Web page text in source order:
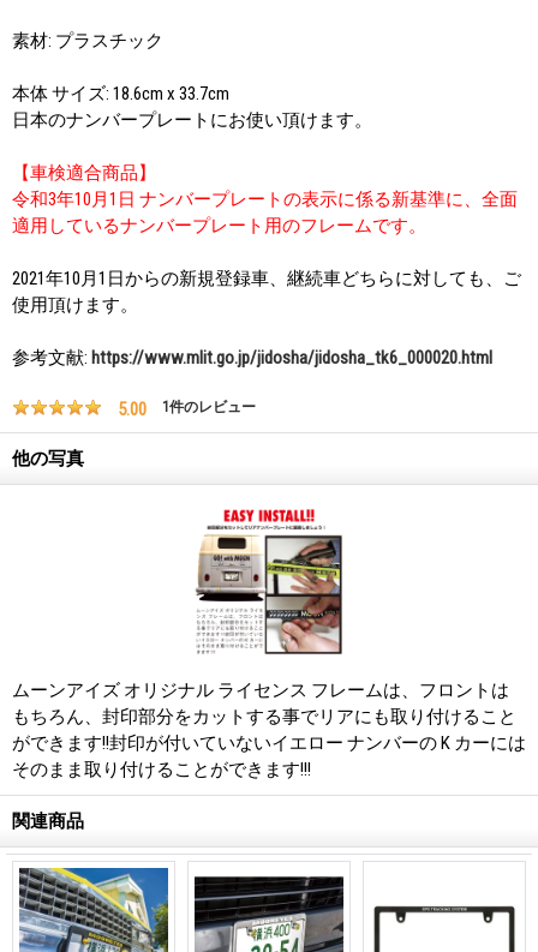
素材: プラスチック
本体 サイズ: 18.6cm x 33.7cm
日本のナンバープレートにお使い頂けます。
【車検適合商品】
令和3年10月1日 ナンバープレートの表示に係る新基準に、全面
適用しているナンバープレート用のフレームです。
2021年10月1日からの新規登録車、継続車どちらに対しても、ご
使用頂けます。
参考文献: https://www.mlit.go.jp/jidosha/jidosha_tk6_000020.html
5.00 1件のレビュー
他の写真
ムーンアイズ オリジナル ライセンス フレームは、フロントは
もちろん、封印部分をカットする事でリアにも取り付けること
ができます!!封印が付いていないイエロー ナンバーの K カーには
そのまま取り付けることができます!!!
関連商品